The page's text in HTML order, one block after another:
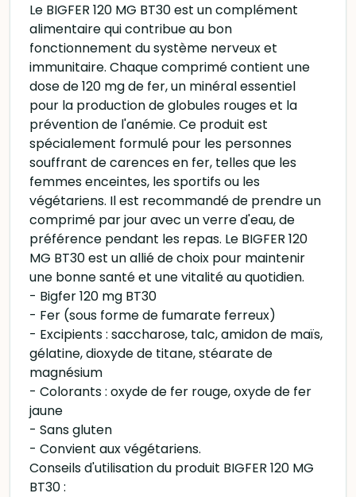
Le BIGFER 120 MG BT30 est un complément
alimentaire qui contribue au bon
fonctionnement du système nerveux et
immunitaire. Chaque comprimé contient une
dose de 120 mg de fer, un minéral essentiel
pour la production de globules rouges et la
prévention de l'anémie. Ce produit est
spécialement formulé pour les personnes
souffrant de carences en fer, telles que les
femmes enceintes, les sportifs ou les
végétariens. Il est recommandé de prendre un
comprimé par jour avec un verre d'eau, de
préférence pendant les repas. Le BIGFER 120
MG BT30 est un allié de choix pour maintenir
une bonne santé et une vitalité au quotidien.
- Bigfer 120 mg BT30
- Fer (sous forme de fumarate ferreux)
- Excipients : saccharose, talc, amidon de maïs,
gélatine, dioxyde de titane, stéarate de
magnésium
- Colorants : oxyde de fer rouge, oxyde de fer
jaune
- Sans gluten
- Convient aux végétariens.
Conseils d'utilisation du produit BIGFER 120 MG
BT30 :